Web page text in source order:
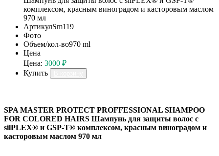
комплексом, красным виноградом и касторовым маслом
970 мл
АртикулSm119
Фото
Объем/кол-во970 ml
Цена
Цена: 3000 ₽
Купить
SPA MASTER PROTECT PROFFESSIONAL SHAMPOO
FOR COLORED HAIRS Шампунь для защиты волос с
silPLEX® и GSP-T® комплексом, красным виноградом и
касторовым маслом 970 мл